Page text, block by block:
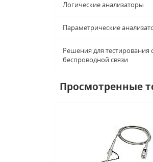
Логические анализаторы
Параметрические
Решения для тестирования
беспроводной связи
Просмотренные